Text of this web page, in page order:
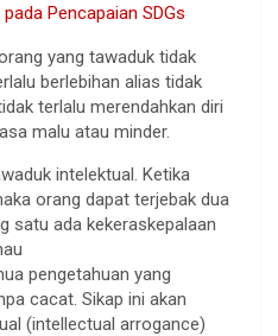
Pencapaian SDGs
yang tawaduk tidak
berlebihan alias tidak
terlalu merendahkan diri
malu atau minder.
intelektual. Ketika
orang dapat terjebak dua
satu ada kekeraskepalaan
pengetahuan yang
cacat. Sikap ini akan
(intellectual arrogance)